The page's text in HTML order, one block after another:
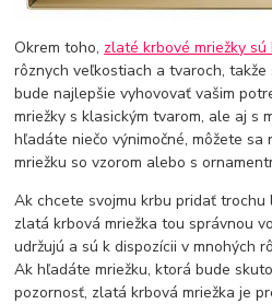
Okrem toho, zlaté krbové mriežky
rôznych veľkostiach a tvaroch,
bude najlepšie vyhovovať vašim
mriežky s klasickým tvarom, ale aj s
hľadáte niečo výnimočné, môžete
mriežku so vzorom alebo s
Ak chcete svojmu krbu pridať trochu
zlatá krbová mriežka tou správnou
udržujú a sú k dispozícii v mnohých
Ak hľadáte mriežku, ktorá bude
pozornosť, zlatá krbová mriežka je